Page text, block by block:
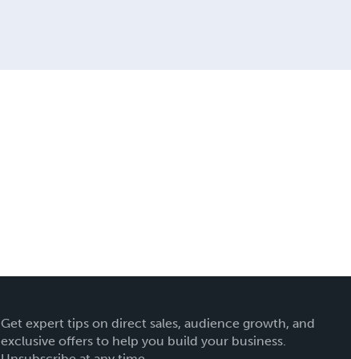
Get expert tips on direct sales, audience growth, and
exclusive offers to help you build your business.